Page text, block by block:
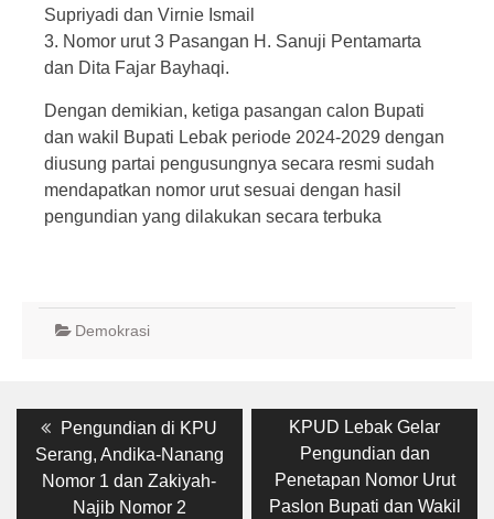
Supriyadi dan Virnie Ismail
3. Nomor urut 3 Pasangan H. Sanuji Pentamarta
dan Dita Fajar Bayhaqi.
Dengan demikian, ketiga pasangan calon Bupati
dan wakil Bupati Lebak periode 2024-2029 dengan
diusung partai pengusungnya secara resmi sudah
mendapatkan nomor urut sesuai dengan hasil
pengundian yang dilakukan secara terbuka
Demokrasi
Post
navigation
Previous
post:
Pengundian di KPU
Serang, Andika-Nanang
Nomor 1 dan Zakiyah-
Najib Nomor 2
Next
post:
KPUD Lebak Gelar
Pengundian dan
Penetapan Nomor Urut
Paslon Bupati dan Wakil